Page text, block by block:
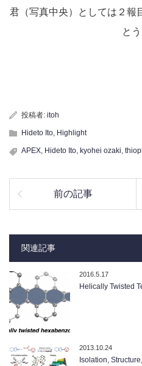
君（写真中央）としては２報
とう
投稿者: itoh
Hideto Ito Highlight
APEX Hideto Ito kyohei ozaki
前の記事
関連記事
2016.5.17
Helically Twisted
2013.10.24
Isolation,